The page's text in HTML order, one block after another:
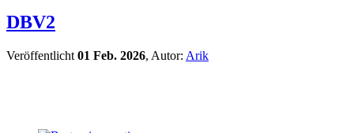
DBV2
Veröffentlicht 01 Feb. 2026, Autor: Arik